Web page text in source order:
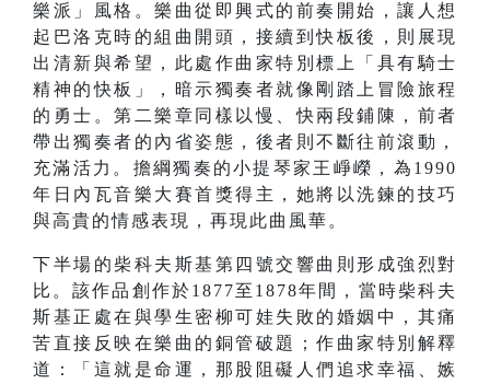
樂派」風格。樂曲從即興式的前奏開始，讓人想
起巴洛克時的組曲開頭，接續到快板後，則展現
出清新與希望，此處作曲家特別標上「具有騎士
精神的快板」，暗示獨奏者就像剛踏上冒險旅程
的勇士。第二樂章同樣以慢、快兩段鋪陳，前者
帶出獨奏者的內省姿態，後者則不斷往前滾動，
充滿活力。擔綱獨奏的小提琴家王崢嶸，為1990
年日內瓦音樂大賽首獎得主，她將以洗鍊的技巧
與高貴的情感表現，再現此曲風華。
下半場的柴科夫斯基第四號交響曲則形成強烈對
比。該作品創作於1877至1878年間，當時柴科夫
斯基正處在與學生密柳可娃失敗的婚姻中，其痛
苦直接反映在樂曲的銅管破題；作曲家特別解釋
道：「這就是命運，那股阻礙人們追求幸福、嫉